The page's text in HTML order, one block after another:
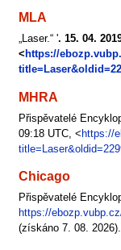
MLA
„Laser.“ '. 15. 04.
< https://
MHRA
Přispěvatelé
09:18 UTC, < https://
Chicago
Přispěvatelé
https://
(získáno 7. 08. 2026).